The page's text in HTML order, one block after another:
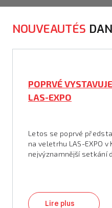
NOUVEAUTÉS
POPRVÉ
LAS-EXPO
Letos se poprvé
na veletrhu LAS-EXPO
nejvýznamnější setkání
Lire plus